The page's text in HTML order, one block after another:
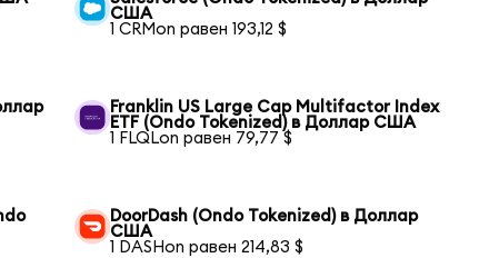
США
1 CRMon равен 193,12 $
Franklin US Large Cap Multifactor Index
ETF (Ondo Tokenized) в Доллар США
1 FLQLon равен 79,77 $
DoorDash (Ondo Tokenized) в Доллар
США
1 DASHon равен 214,83 $